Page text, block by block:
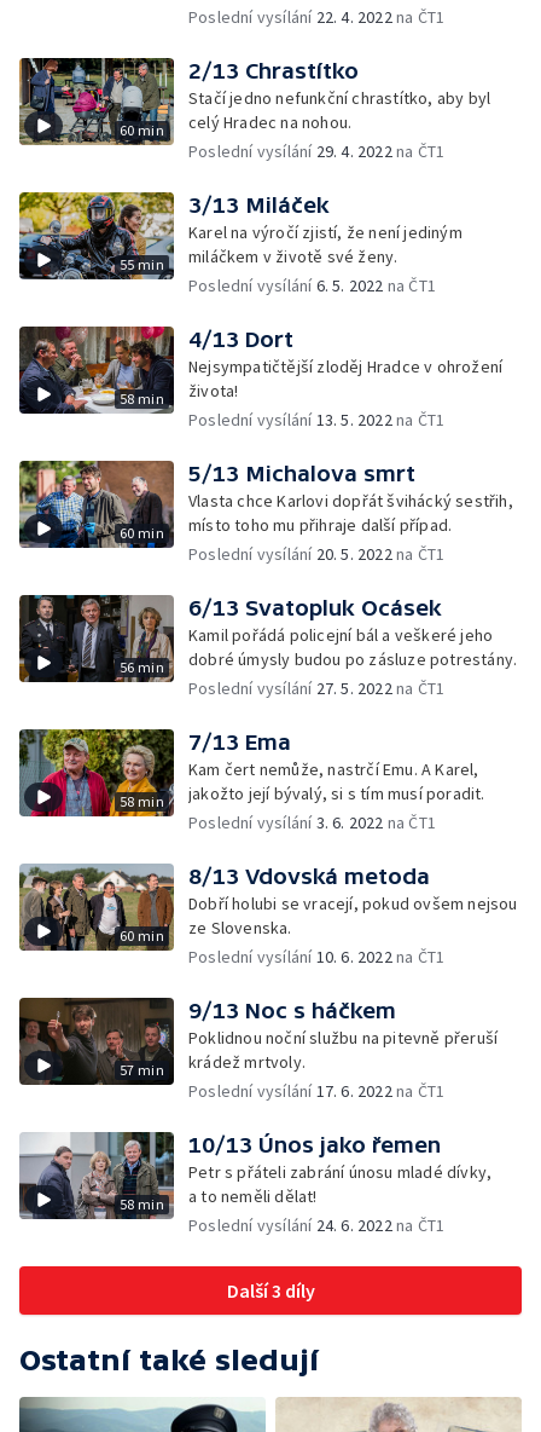
Poslední vysílání 22. 4. 2022na ČT1
60 min
2/13 Chrastítko
Stačí jedno nefunkční chrastítko, aby byl
celý Hradec na nohou.
Poslední vysílání 29. 4. 2022na ČT1
55 min
3/13 Miláček
Karel na výročí zjistí, že není jediným
miláčkem v životě své ženy.
Poslední vysílání6. 5. 2022 na ČT1
58 min
4/13 Dort
Nejsympatičtější zloděj Hradce v ohrožení
života!
Poslední vysílání13. 5. 2022na ČT1
60 min
5/13 Michalova smrt
Vlasta chce Karlovi dopřát švihácký sestřih,
místo toho mu přihraje další případ.
Poslední vysílání 20. 5. 2022na ČT1
56 min
6/13 Svatopluk Ocásek
Kamil pořádá policejní bál a veškeré jeho
dobré úmysly budou po zásluze potrestány.
Poslední vysílání 27. 5. 2022na ČT1
58 min
7/13 Ema
Kam čert nemůže, nastrčí Emu. A Karel,
jakožto její bývalý, si s tím musí poradit.
Poslední vysílání3. 6. 2022 na ČT1
60 min
8/13 Vdovská metoda
Dobří holubi se vracejí, pokud ovšem nejsou
ze Slovenska.
Poslední vysílání10. 6. 2022na ČT1
57 min
9/13 Noc s háčkem
Poklidnou noční službu na pitevně přeruší
krádež mrtvoly.
Poslední vysílání17. 6. 2022na ČT1
58 min
10/13 Únos jako řemen
Petr s přáteli zabrání únosu mladé dívky,
a to neměli dělat!
Poslední vysílání 24. 6. 2022na ČT1
Další 3 díly
Ostatní také sledují